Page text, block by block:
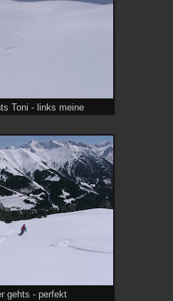
Toni - links meine
gehts - perfekt